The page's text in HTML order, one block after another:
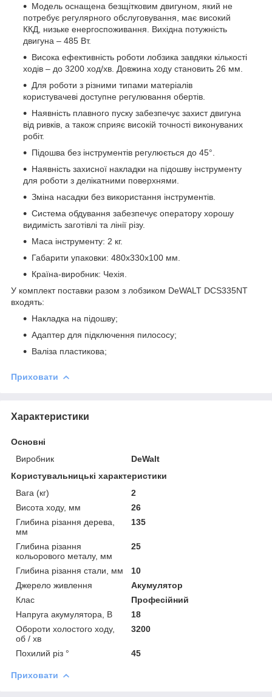
Модель оснащена безщітковим двигуном, який не
потребує регулярного обслуговування, має високий
ККД, низьке енергоспоживання. Вихідна потужність
двигуна – 485 Вт.
Висока ефективність роботи лобзика завдяки кількості
ходів – до 3200 ход/хв. Довжина ходу становить 26 мм.
Для роботи з різними типами матеріалів
користувачеві доступне регулювання обертів.
Наявність плавного пуску забезпечує захист двигуна
від ривків, а також сприяє високій точності виконуваних
робіт.
Підошва без інструментів регулюється до 45°.
Наявність захисної накладки на підошву інструменту
для роботи з делікатними поверхнями.
Зміна насадки без використання інструментів.
Система обдування забезпечує оператору хорошу
видимість заготівлі та лінії різу.
Маса інструменту: 2 кг.
Габарити упаковки: 480х330х100 мм.
Країна-виробник: Чехія.
У комплект поставки разом з лобзиком DeWALT DCS335NT
входять:
Накладка на підошву;
Адаптер для підключення пилососу;
Валіза пластикова;
Приховати
Характеристики
Основні
Виробник
DeWalt
Користувальницькі характеристики
Вага (кг)
2
Висота ходу, мм
26
Глибина різання дерева,
мм
135
Глибина різання
кольорового металу, мм
25
Глибина різання стали, мм
10
Джерело живлення
Акумулятор
Клас
Професійний
Напруга акумулятора, В
18
Обороти холостого ходу,
об / хв
3200
Похилий різ ° 45
Приховати